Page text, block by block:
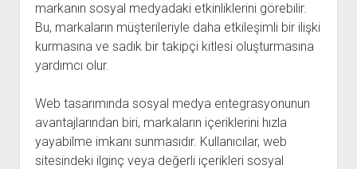
markanın sosyal medyadaki etkinliklerini görebilir.
Bu, markaların müşterileriyle daha etkileşimli bir ilişki
kurmasına ve sadık bir takipçi kitlesi oluşturmasına
yardımcı olur.
Web tasarımında sosyal medya entegrasyonunun
avantajlarından biri, markaların içeriklerini hızla
yayabilme imkanı sunmasıdır. Kullanıcılar, web
sitesindeki ilginç veya değerli içerikleri sosyal